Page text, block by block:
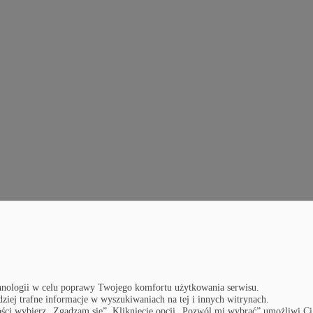
w celu poprawy Twojego komfortu użytkowania serwisu.
trafne informacje w wyszukiwaniach na tej i innych witrynach.